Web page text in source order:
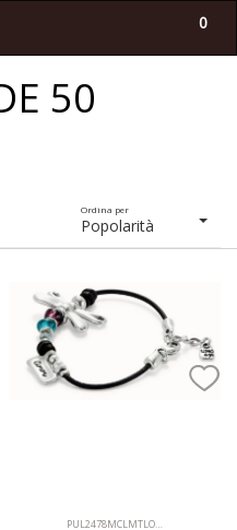
0
50
Ordina per
Popolarità
PUL2478MCLMTLO…